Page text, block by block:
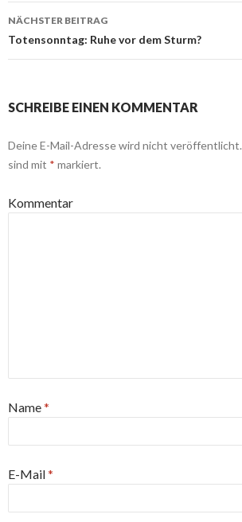
Navigation
NÄCHSTER BEITRAG
Totensonntag: Ruhe vor dem Sturm?
SCHREIBE EINEN KOMMENTAR
Deine E-Mail-Adresse wird nicht veröffentlicht.
sind mit * markiert.
Kommentar
Name*
E-Mail*